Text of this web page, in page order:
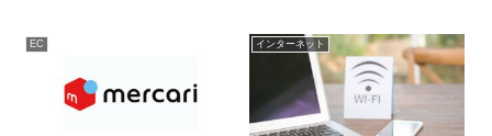
EC インターネット